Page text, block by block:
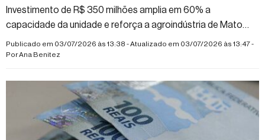
Investimento de R$ 350 milhões amplia em 60% a
capacidade da unidade e reforça a agroindústria de Mato
Grosso do Sul
Publicado em 03/07/2026 às 13:38 - Atualizado em 03/07/2026 às 13:47 -
PorAna Benitez